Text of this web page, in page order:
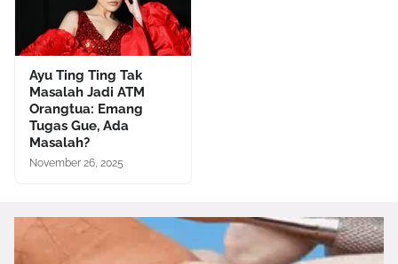
Ayu Ting Ting Tak
Masalah Jadi ATM
Orangtua: Emang
Tugas Gue, Ada
Masalah?
November 26, 2025